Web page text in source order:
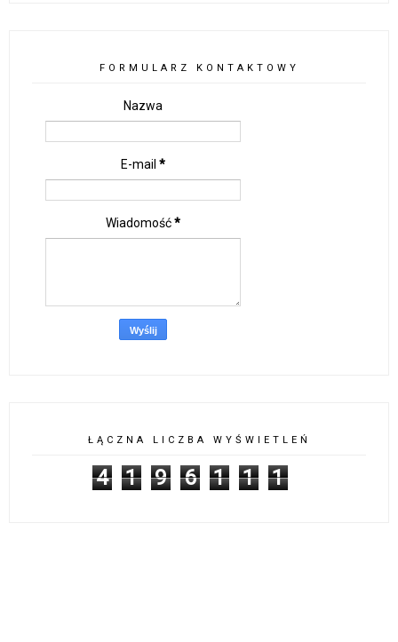
FORMULARZ KONTAKTOWY
Nazwa
E-mail *
Wiadomość*
ŁĄCZNA LICZBA WYŚWIETLEŃ
4 1 9 6 1 1 1